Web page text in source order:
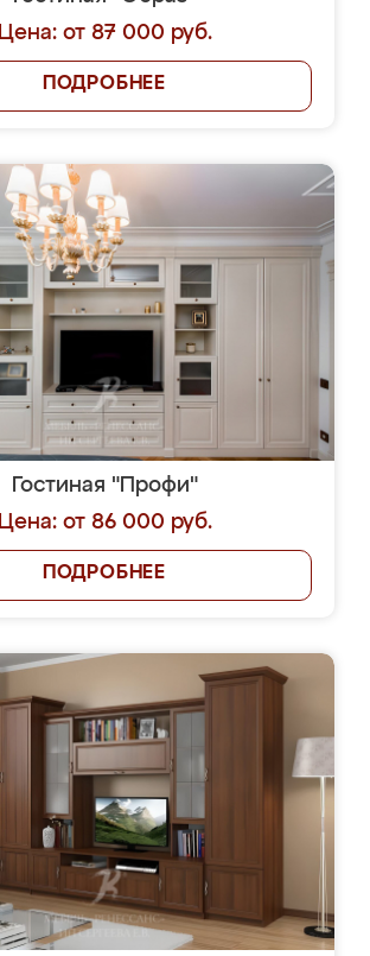
Цена: от 87 000 руб.
ПОДРОБНЕЕ
Гостиная "Профи"
Цена: от 86 000 руб.
ПОДРОБНЕЕ